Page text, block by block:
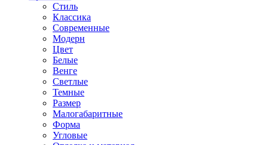
Стиль
Классика
Современные
Модерн
Цвет
Белые
Венге
Светлые
Темные
Размер
Малогабаритные
Форма
Угловые